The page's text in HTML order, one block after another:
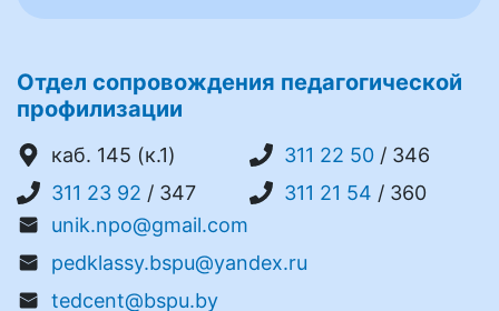
Отдел сопровождения педагогической
профилизации
каб. 145 (к.1) 311 22 50 / 346
311 23 92 / 347 311 21 54 / 360
unik.npo@gmail.com
pedklassy.bspu@yandex.ru
tedcent@bspu.by